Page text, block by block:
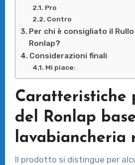
Pro
Contro
Per chi è consigliato il
Ronlap?
Considerazioni finali
Mi piace:
Caratteristiche
del Ronlap
lavabiancheria
Il prodotto si distingue per